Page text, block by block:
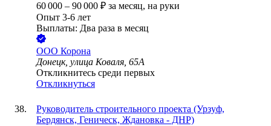
60 000 – 90 000 ₽ за месяц, на руки
Опыт 3-6 лет
Выплаты: Два раза в месяц
ООО Корона
Донецк, улица Коваля, 65А
Откликнитесь среди первых
Откликнуться
Руководитель строительного проекта (Урзуф,
Бердянск, Геническ, Ждановка - ДНР)